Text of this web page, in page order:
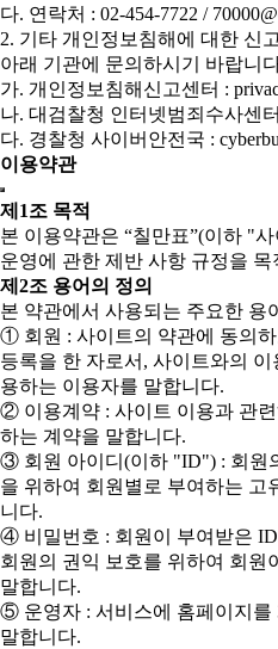
다. 연락처 : 02-454-7722 /
2. 기타 개인정보침해에 대한 신
아래 기관에 문의하시기 바랍니
가. 개인정보침해신고센터 :
나. 대검찰청 인터넷범죄수사센
다. 경찰청 사이버안전국 :
이용약관
제1조 목적
본 이용약관은 “칠만표”(이하 "
운영에 관한 제반 사항 규정을 목
제2조 용어의 정의
본 약관에서 사용되는 주요한 용
① 회원 : 사이트의 약관에 동의
등록을 한 자로서, 사이트와의
용하는 이용자를 말합니다.
② 이용계약 : 사이트 이용과 관
하는 계약을 말합니다.
③ 회원 아이디(이하 "ID") : 회원
을 위하여 회원별로 부여하는 고
니다.
④ 비밀번호 : 회원이 부여받은
회원의 권익 보호를 위하여 회원
말합니다.
⑤ 운영자 : 서비스에 홈페이지를
말합니다.